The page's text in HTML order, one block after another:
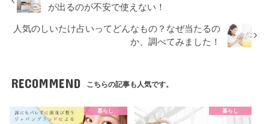
が出るのが不安で使えない！
人気のしいたけ占いってどんなもの？なぜ当たるの
か、調べてみました！
RECOMMEND こちらの記事も人気です。
暮らし 暮らし